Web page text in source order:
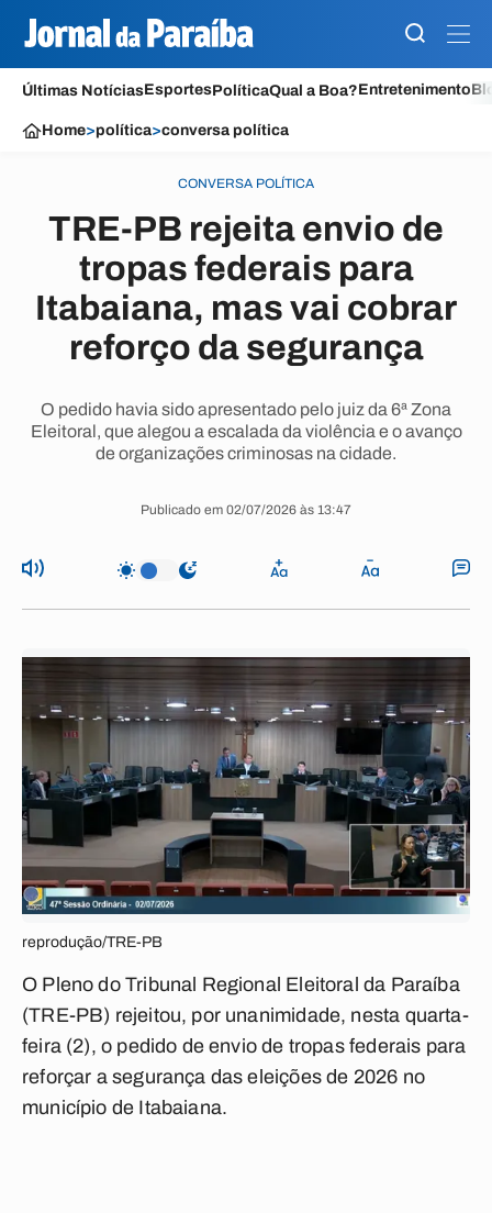
Últimas NotíciasEsportesPolíticaQual a Boa?Entretenimento
Home>política>conversa política
CONVERSA POLÍTICA
TRE-PB rejeita envio de
tropas federais para
Itabaiana, mas vai cobrar
reforço da segurança
O pedido havia sido apresentado pelo juiz da 6ª Zona
Eleitoral, que alegou a escalada da violência e o avanço
de organizações criminosas na cidade.
Publicado em 02/07/2026 às 13:47
reprodução/TRE-PB
O Pleno do Tribunal Regional Eleitoral da Paraíba
(TRE-PB) rejeitou, por unanimidade, nesta quarta-
feira (2), o pedido de envio de tropas federais para
reforçar a segurança das eleições de 2026 no
município de Itabaiana.